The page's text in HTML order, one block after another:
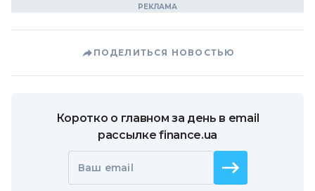
ПОДЕЛИТЬСЯ НОВОСТЬЮ
Коротко о главном за день в email
рассылке finance.ua
Ваш email